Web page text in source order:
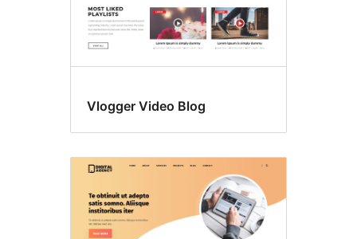
Vlogger Video Blog